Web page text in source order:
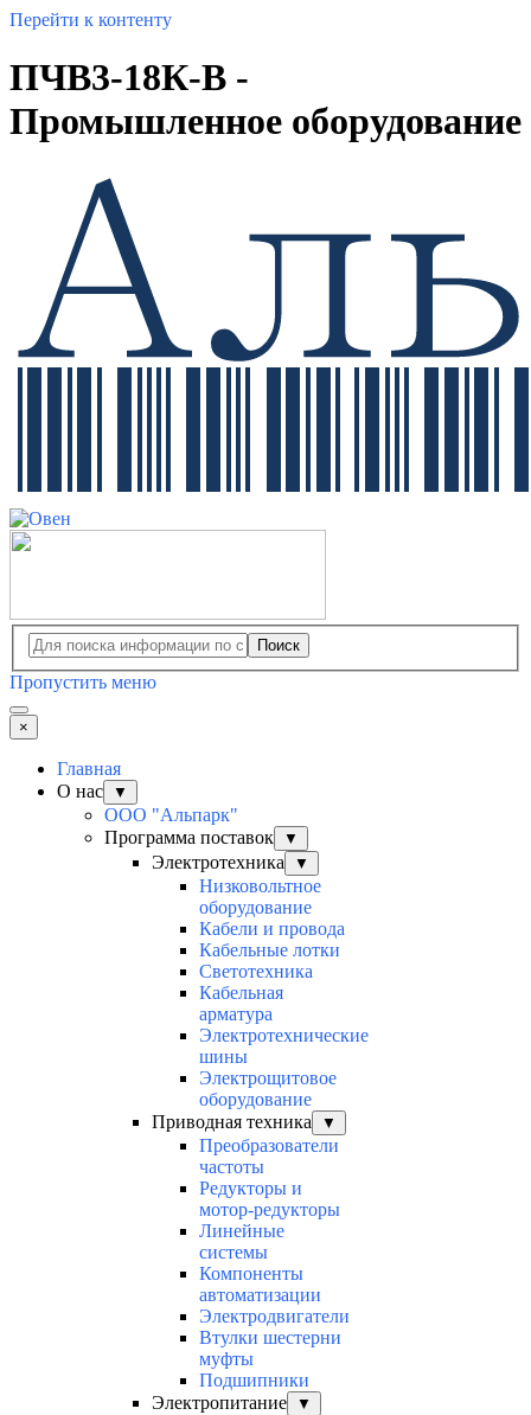
Перейти к контенту
ПЧВ3-18К-В -
Промышленное оборудование
Поиск
Пропустить меню
×
Главная
О нас
▼
ООО "Альпарк"
Программа поставок
▼
Электротехника ▼
Низковольтное
оборудование
Кабели и провода
Кабельные лотки
Светотехника
Кабельная
арматура
Электротехнические
шины
Электрощитовое
оборудование
Приводная техника
▼
Преобразователи
частоты
Редукторы и
мотор-редукторы
Линейные
системы
Компоненты
автоматизации
Электродвигатели
Втулки шестерни
муфты
Подшипники
Электропитание
▼